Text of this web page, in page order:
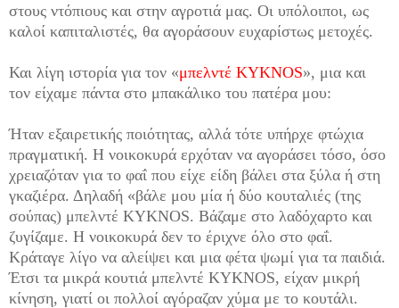
στους ντόπιους και στην αγροτιά μας. Οι υπόλοιποι, ως
καλοί καπιταλιστές, θα αγοράσουν ευχαρίστως μετοχές.
Και λίγη ιστορία για τον «μπελντέ KYKNOS», μια και
τον είχαμε πάντα στο μπακάλικο του πατέρα μου:
Ήταν εξαιρετικής ποιότητας, αλλά τότε υπήρχε φτώχια
πραγματική. Η νοικοκυρά ερχόταν να αγοράσει τόσο, όσο
χρειαζόταν για το φαΐ που είχε είδη βάλει στα ξύλα ή στη
γκαζιέρα. Δηλαδή «βάλε μου μία ή δύο κουταλιές (της
σούπας) μπελντέ KYKNOS. Βάζαμε στο λαδόχαρτο και
ζυγίζαμε. Η νοικοκυρά δεν το έριχνε όλο στο φαΐ.
Κράταγε λίγο να αλείψει και μια φέτα ψωμί για τα παιδιά.
Έτσι τα μικρά κουτιά μπελντέ KYKNOS, είχαν μικρή
κίνηση, γιατί οι πολλοί αγόραζαν χύμα με το κουτάλι.